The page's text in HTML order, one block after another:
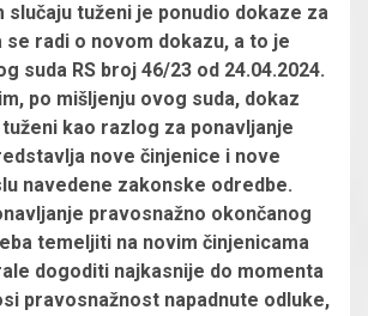
slučaju tuženi je ponudio dokaze za
se radi o novom dokazu, a to je
suda RS broj 46/23 od 24.04.2024.
po mišljenju ovog suda, dokaz
kao razlog za ponavljanje
nove činjenice i nove
navedene zakonske odredbe.
pravosnažno okončanog
temeljiti na novim činjenicama
dogoditi najkasnije do momenta
pravosnažnost napadnute odluke,